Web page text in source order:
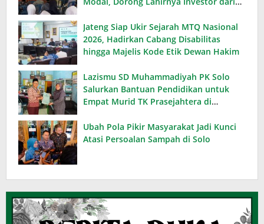
Jateng Siap Ukir Sejarah MTQ Nasional
2026, Hadirkan Cabang Disabilitas
hingga Majelis Kode Etik Dewan Hakim
Lazismu SD Muhammadiyah PK Solo
Salurkan Bantuan Pendidikan untuk
Empat Murid TK Prasejahtera di
Ubah Pola Pikir Masyarakat Jadi Kunci
Atasi Persoalan Sampah di Solo